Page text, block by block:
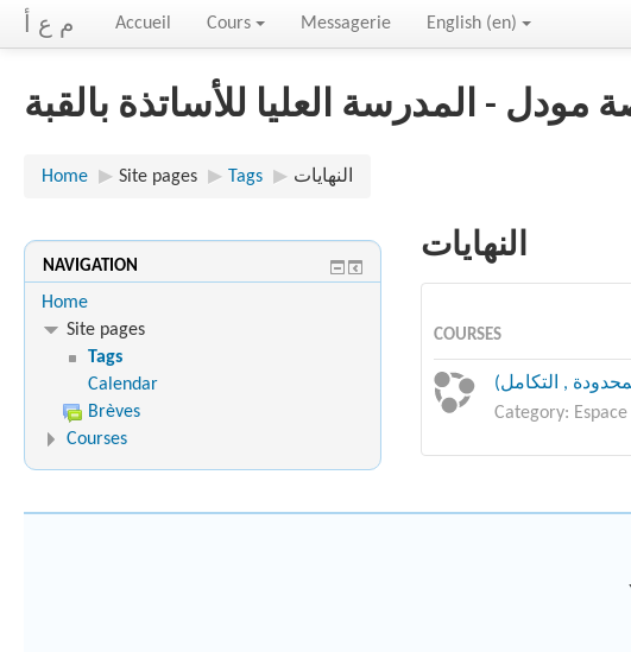
م ع أ Accueil Cours Messagerie English ‎(en)‎
مودل - المدرسة العليا للأساتذة بالقبة
Home ▶︎ Site pages ▶︎ Tags ▶︎ النهايات
النهايات
COURSES
Category:
NAVIGATION
Home
Site pages
Tags
Calendar
Brèves
Courses